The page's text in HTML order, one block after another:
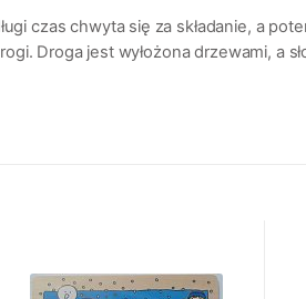
czas chwyta się za składanie, a
Droga jest wyłożona drzewami, a